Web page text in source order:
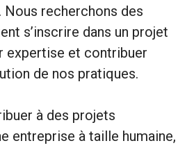
recherchons des
s’inscrire dans un projet
expertise et contribuer
de nos pratiques.
à des projets
entreprise à taille humaine,